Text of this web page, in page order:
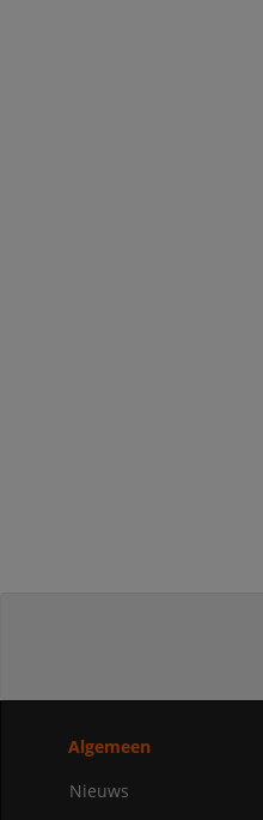
Algemeen
Nieuws